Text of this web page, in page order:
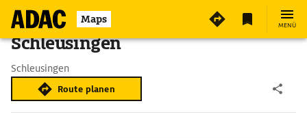
Maps MENÜ
Schleusingen
Schleusingen
Route planen